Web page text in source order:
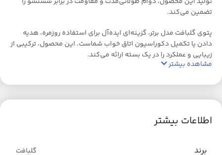
تضمین می‌کند.
پتوی گلبافت مدل برتر، گزینه‌ای ایده‌آل برای استفاده روزمره، هدیه
دادن یا تکمیل دکوراسیون اتاق خواب شماست. این محصول، ترکیبی از
زیبایی و عملکرد را در یک بسته ارائه می‌کند.
مشاهده بیشتر
اطلاعات بیشتر
برند گلبافت